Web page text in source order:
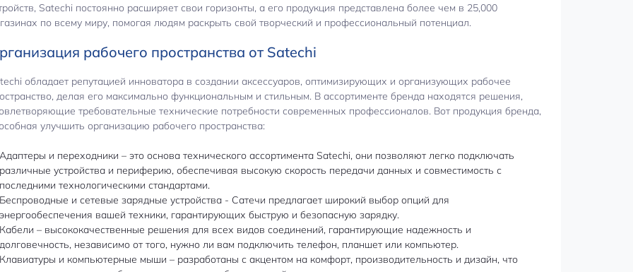
Satechi постоянно расширяет свои горизонты, а его продукция представлена ​​более чем в 25,000
по всему миру, помогая людям раскрыть свой творческий и профессиональный потенциал.
рабочего пространства от Satechi
обладает репутацией инноватора в создании аксессуаров, оптимизирующих и организующих рабочее
делая его максимально функциональным и стильным. В ассортименте бренда находятся решения,
требовательные технические потребности современных профессионалов. Вот продукция бренда,
улучшить организацию рабочего пространства:
Адаптеры и переходники – это основа технического ассортимента Satechi, они позволяют легко подключать
различные устройства и периферию, обеспечивая высокую скорость передачи данных и совместимость с
последними технологическими стандартами.
Беспроводные и сетевые зарядные устройства - Сатечи предлагает широкий выбор опций для
энергообеспечения вашей техники, гарантирующих быструю и безопасную зарядку.
Кабели – высококачественные решения для всех видов соединений, гарантирующие надежность и
долговечность, независимо от того, нужно ли вам подключить телефон, планшет или компьютер.
Клавиатуры и компьютерные мыши – разработаны с акцентом на комфорт, производительность и дизайн, что